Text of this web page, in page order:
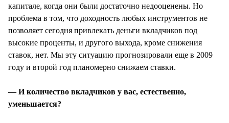
капитале, когда они были достаточно недооценены. Но
проблема в том, что доходность любых инструментов не
позволяет сегодня привлекать деньги вкладчиков под
высокие проценты, и другого выхода, кроме снижения
ставок, нет. Мы эту ситуацию прогнозировали еще в 2009
году и второй год планомерно снижаем ставки.
— И количество вкладчиков у вас, естественно,
уменьшается?